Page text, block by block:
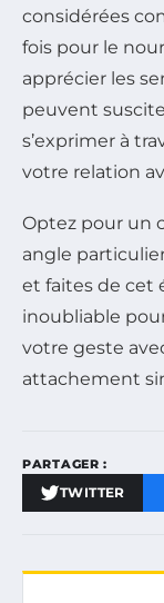
considérées
fois pour le
apprécier les
peuvent
s’exprimer à
votre relation
Optez pour un
angle
et faites de cet
inoubliable
votre geste
attachement
PARTAGER :
TWITTER